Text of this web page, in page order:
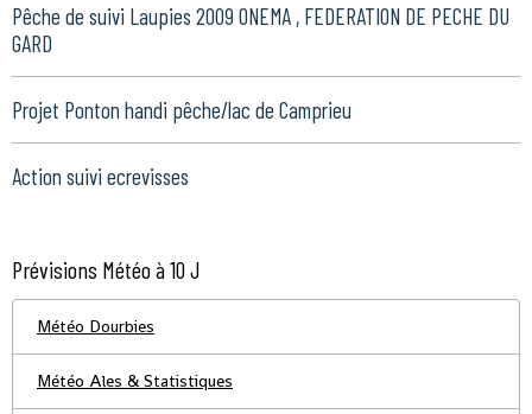
Pêche de suivi Laupies 2009 ONEMA , FEDERATION DE PECHE DU
GARD
Projet Ponton handi pêche/lac de Camprieu
Action suivi ecrevisses
Prévisions Météo à 10 J
Météo Dourbies
Météo Ales & Statistiques